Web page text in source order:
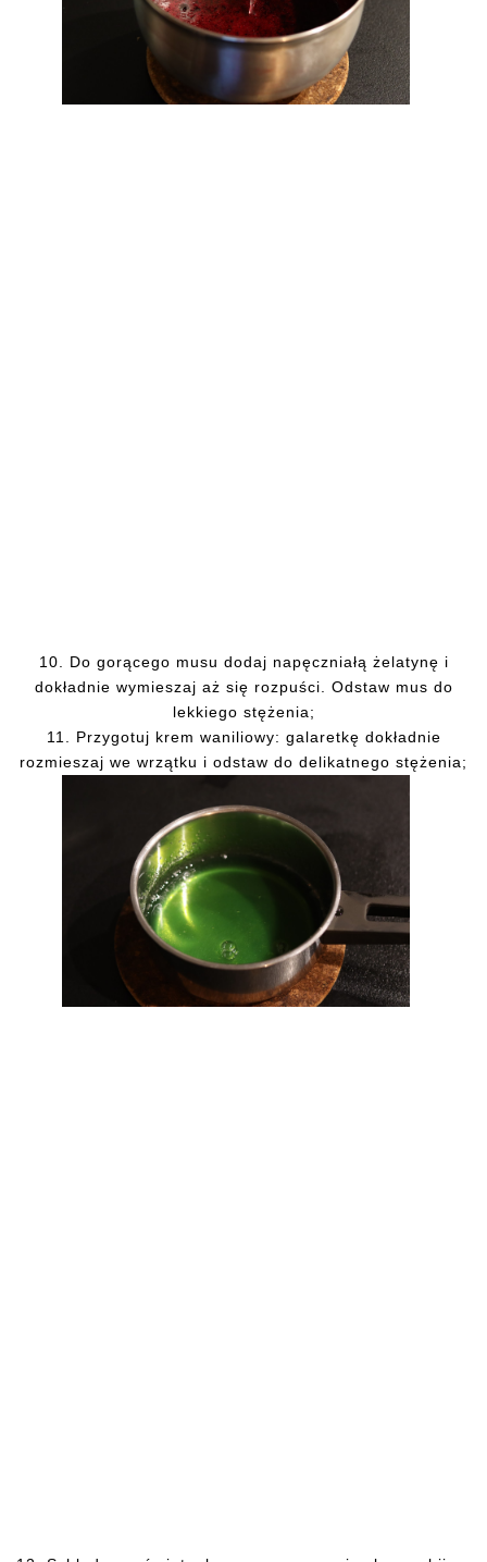
10. Do gorącego musu dodaj napęczniałą żelatynę i
dokładnie wymieszaj aż się rozpuści. Odstaw mus do
lekkiego stężenia;
11. Przygotuj krem waniliowy: galaretkę dokładnie
rozmieszaj we wrzątku i odstaw do delikatnego stężenia;